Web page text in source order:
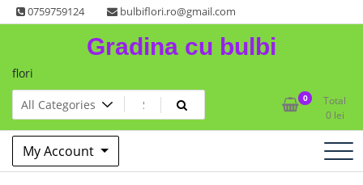
Skip
to
0759759124 bulbiflori.ro@gmail.com
Gradina cu bulbi
flori
0
Total
0 lei
My Account